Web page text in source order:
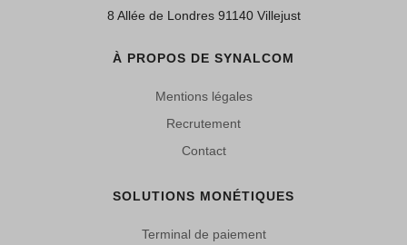
8 Allée de Londres 91140 Villejust
À PROPOS DE SYNALCOM
Mentions légales
Recrutement
Contact
SOLUTIONS MONÉTIQUES
Terminal de paiement